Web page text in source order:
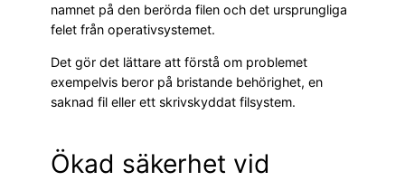
namnet på den berörda filen och det ursprungliga
felet från operativsystemet.
Det gör det lättare att förstå om problemet
exempelvis beror på bristande behörighet, en
saknad fil eller ett skrivskyddat filsystem.
Ökad säkerhet vid